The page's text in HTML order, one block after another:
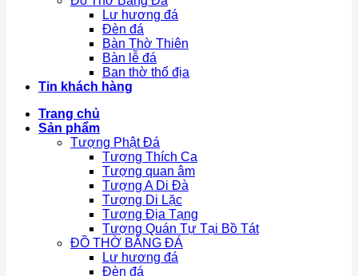
Lư hương đá
Đèn đá
Bàn Thờ Thiên
Bàn lễ đá
Ban thờ thổ địa
Tin khách hàng
Trang chủ
Sản phẩm
Tượng Phật Đá
Tượng Thích Ca
Tượng quan âm
Tượng A Di Đà
Tượng Di Lặc
Tượng Địa Tạng
Tượng Quán Tự Tại Bồ Tát
ĐỒ THỜ BẰNG ĐÁ
Lư hương đá
Đèn đá